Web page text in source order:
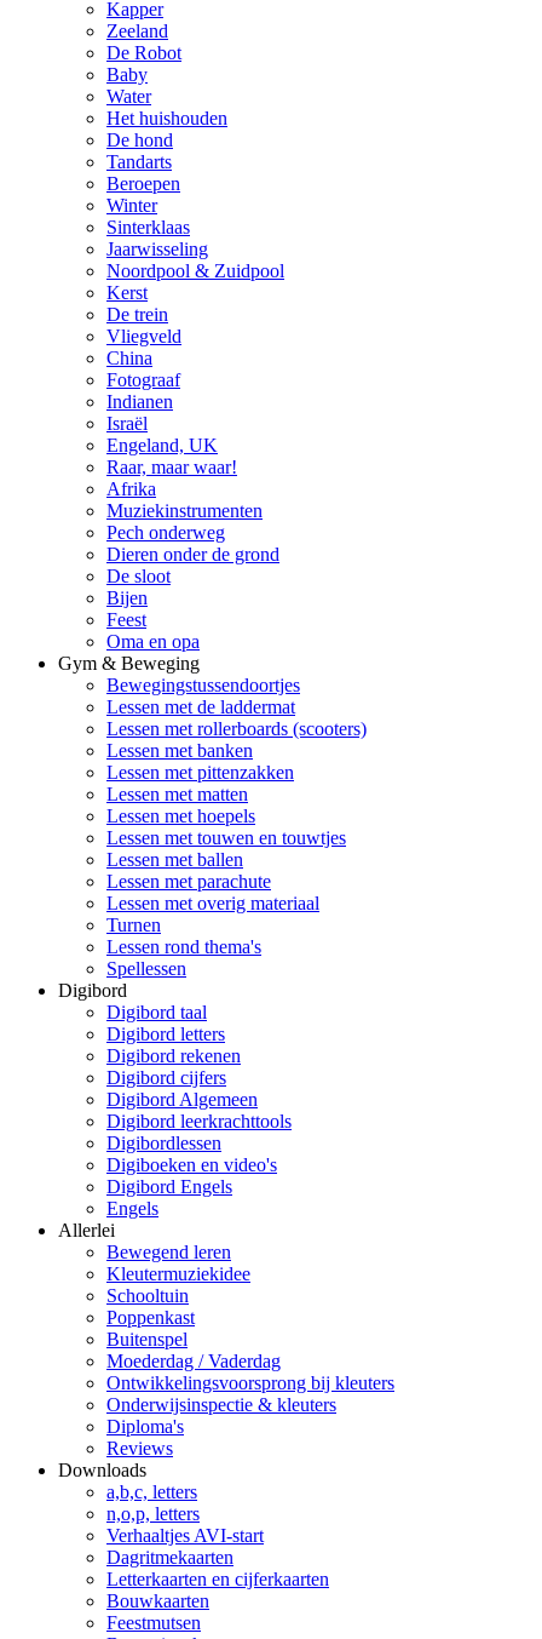
Kapper
Zeeland
De Robot
Baby
Water
Het huishouden
De hond
Tandarts
Beroepen
Winter
Sinterklaas
Jaarwisseling
Noordpool & Zuidpool
Kerst
De trein
Vliegveld
China
Fotograaf
Indianen
Israël
Engeland, UK
Raar, maar waar!
Afrika
Muziekinstrumenten
Pech onderweg
Dieren onder de grond
De sloot
Bijen
Feest
Oma en opa
Gym & Beweging
Bewegingstussendoortjes
Lessen met de laddermat
Lessen met rollerboards (scooters)
Lessen met banken
Lessen met pittenzakken
Lessen met matten
Lessen met hoepels
Lessen met touwen en touwtjes
Lessen met ballen
Lessen met parachute
Lessen met overig materiaal
Turnen
Lessen rond thema's
Spellessen
Digibord
Digibord taal
Digibord letters
Digibord rekenen
Digibord cijfers
Digibord Algemeen
Digibord leerkrachttools
Digibordlessen
Digiboeken en video's
Digibord Engels
Engels
Allerlei
Bewegend leren
Kleutermuziekidee
Schooltuin
Poppenkast
Buitenspel
Moederdag / Vaderdag
Ontwikkelingsvoorsprong bij kleuters
Onderwijsinspectie & kleuters
Diploma's
Reviews
Downloads
a,b,c, letters
n,o,p, letters
Verhaaltjes AVI-start
Dagritmekaarten
Letterkaarten en cijferkaarten
Bouwkaarten
Feestmutsen